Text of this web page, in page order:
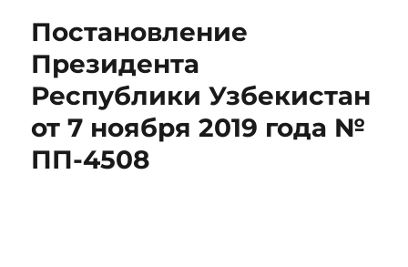
Постановление
Президента
Республики Узбекистан
от 7 ноября 2019 года №
ПП-4508